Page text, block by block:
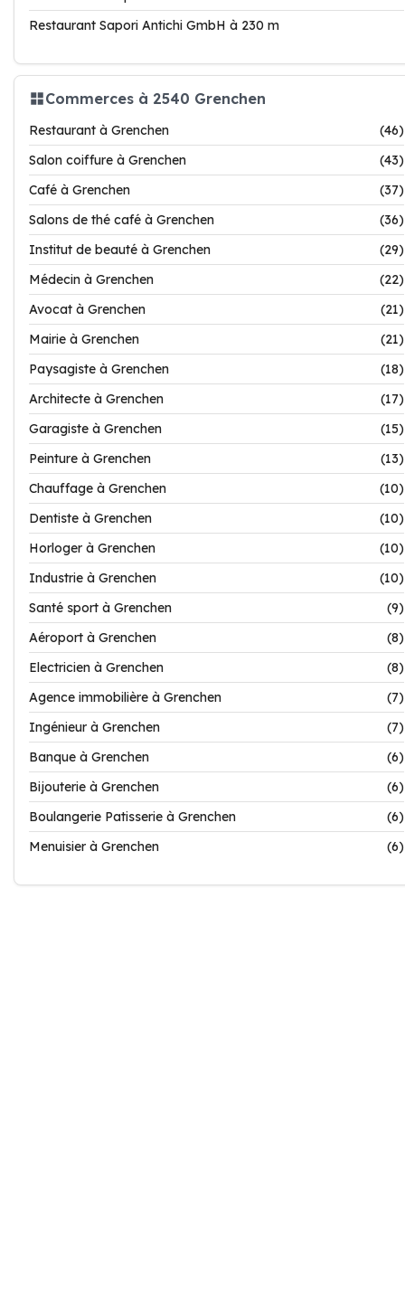
Restaurant Sapori Antichi GmbH à 230 m
Commerces à 2540 Grenchen
Restaurant à Grenchen
(46)
Salon coiffure à Grenchen
(43)
Café à Grenchen
(37)
Salons de thé café à Grenchen
(36)
Institut de beauté à Grenchen
(29)
Médecin à Grenchen
(22)
Avocat à Grenchen
(21)
Mairie à Grenchen
(21)
Paysagiste à Grenchen
(18)
Architecte à Grenchen
(17)
Garagiste à Grenchen
(15)
Peinture à Grenchen
(13)
Chauffage à Grenchen
(10)
Dentiste à Grenchen
(10)
Horloger à Grenchen
(10)
Industrie à Grenchen
(10)
Santé sport à Grenchen
(9)
Aéroport à Grenchen
(8)
Electricien à Grenchen
(8)
Agence immobilière à Grenchen
(7)
Ingénieur à Grenchen
(7)
Banque à Grenchen
(6)
Bijouterie à Grenchen
(6)
Boulangerie Patisserie à Grenchen
(6)
Menuisier à Grenchen
(6)